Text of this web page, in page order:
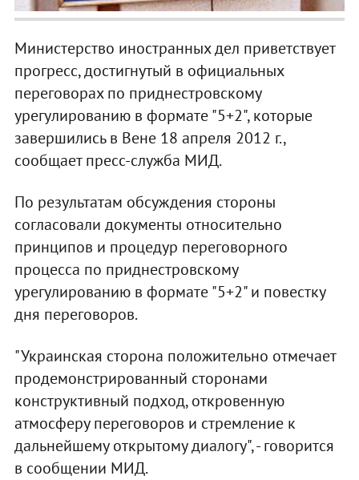
Министерство иностранных дел приветствует
прогресс, достигнутый в официальных
переговорах по приднестровскому
урегулированию в формате "5+2", которые
завершились в Вене 18 апреля 2012 г.,
сообщает пресс-служба МИД.
По результатам обсуждения стороны
согласовали документы относительно
принципов и процедур переговорного
процесса по приднестровскому
урегулированию в формате "5+2" и повестку
дня переговоров.
"Украинская сторона положительно отмечает
продемонстрированный сторонами
конструктивный подход, откровенную
атмосферу переговоров и стремление к
дальнейшему открытому диалогу", - говорится
в сообщении МИД.